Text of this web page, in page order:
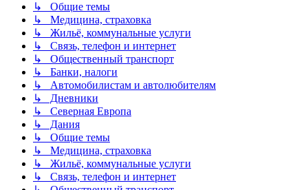
↳ Общие темы
↳ Медицина, страховка
↳ Жильё, коммунальные услуги
↳ Связь, телефон и интернет
↳ Общественный транспорт
↳ Банки, налоги
↳ Автомобилистам и автолюбителям
↳ Дневники
↳ Северная Европа
↳ Дания
↳ Общие темы
↳ Медицина, страховка
↳ Жильё, коммунальные услуги
↳ Связь, телефон и интернет